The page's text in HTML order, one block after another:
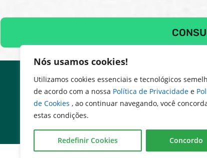
Nós usamos cookies!
Utilizamos cookies essenciais e tecnológicos
de acordo com a nossa Política de Privacidade e
de Cookies , ao continuar navegando, você
estas condições.
Redefinir Cookies Concordo